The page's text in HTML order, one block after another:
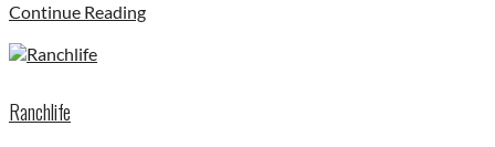
Continue Reading
Ranchlife